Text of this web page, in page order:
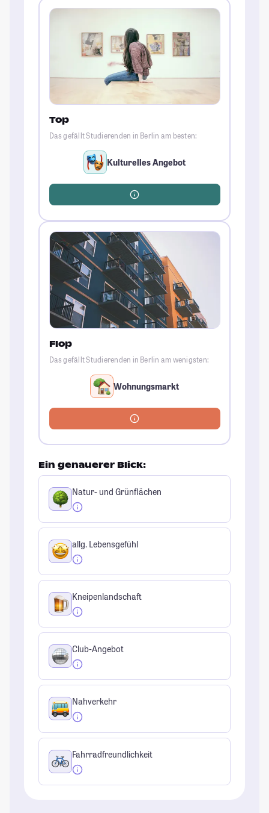
Top
Das gefällt Studierenden in Berlin am besten:
Kulturelles Angebot
Flop
Das gefällt Studierenden in Berlin am wenigsten:
Wohnungsmarkt
Ein genauerer Blick:
Natur- und Grünflächen
allg. Lebensgefühl
Kneipenlandschaft
Club-Angebot
Nahverkehr
Fahrradfreundlichkeit